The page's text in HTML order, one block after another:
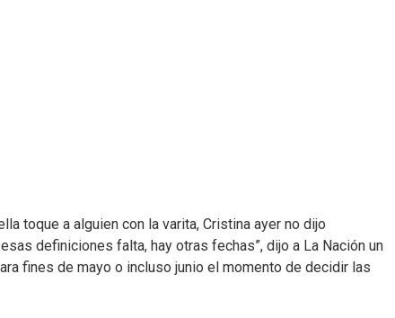
toque a alguien con la varita, Cristina ayer no dijo
definiciones falta, hay otras fechas”, dijo a La Nación un
fines de mayo o incluso junio el momento de decidir las